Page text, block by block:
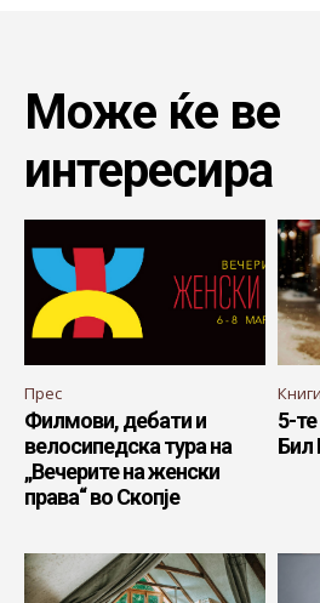
Може ќе ве
интересира
Прес
Филмови, дебати и
велосипедска тура на
„Вечерите на женски
права“ во Скопје
Книги
5-
Бил